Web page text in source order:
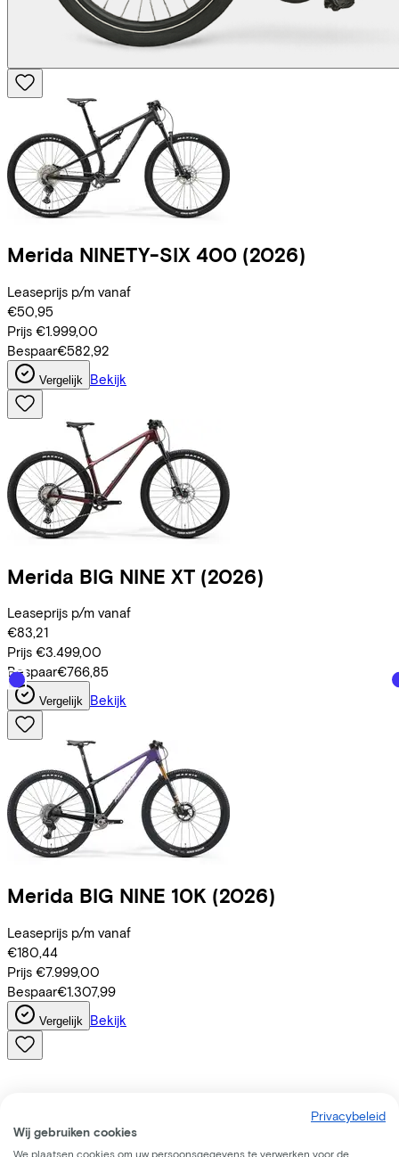
Merida NINETY-SIX 400 (2026)
Leaseprijs p/m vanaf
€50,95
Prijs €1.999,00
Bespaar€582,92
Vergelijk Bekijk
Merida BIG NINE XT (2026)
Leaseprijs p/m vanaf
€83,21
Prijs €3.499,00
Bespaar€766,85
Vergelijk Bekijk
Merida BIG NINE 10K (2026)
Leaseprijs p/m vanaf
€180,44
Prijs €7.999,00
Bespaar€1.307,99
Vergelijk Bekijk
Privacybeleid
Wij gebruiken cookies
We plaatsen cookies om uw persoonsgegevens te verwerken voor de